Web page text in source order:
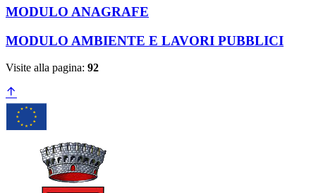
MODULO ANAGRAFE
MODULO AMBIENTE E LAVORI PUBBLICI
Visite alla pagina: 92